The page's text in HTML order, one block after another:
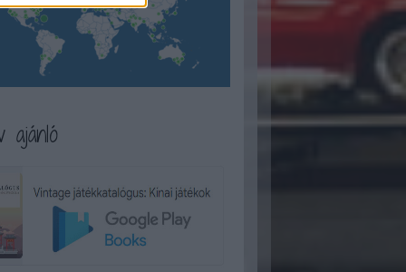
ajánló